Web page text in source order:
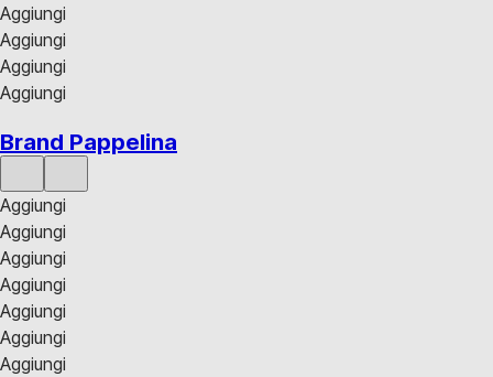
Aggiungi
Aggiungi
Aggiungi
Aggiungi
Brand Pappelina
Aggiungi
Aggiungi
Aggiungi
Aggiungi
Aggiungi
Aggiungi
Aggiungi